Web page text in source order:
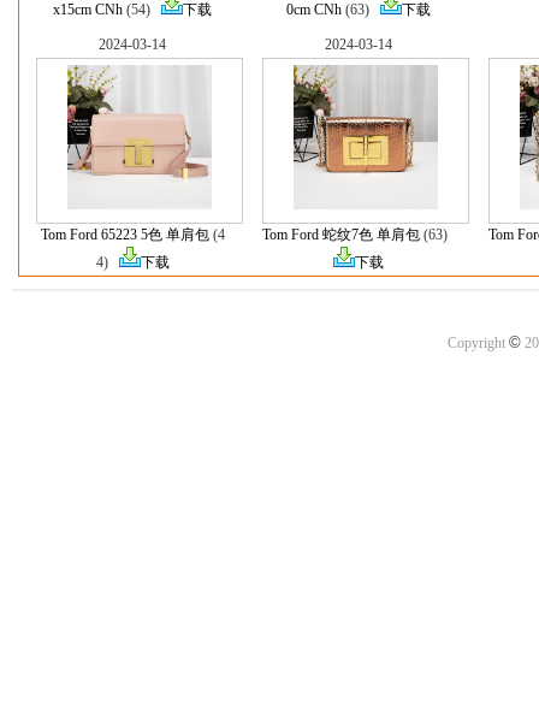
x15cm CNh (54) 下载
0cm CNh (63) 下载
2024-03-14
Tom Ford 65223 5色 单肩包(4
4)
下载
2024-03-14
Tom Ford 蛇纹7色 单肩包 (63)
下载
Tom
Copyright ©